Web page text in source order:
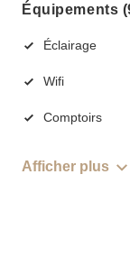
Équipements
Éclairage
Wifi
Comptoirs
Afficher plus